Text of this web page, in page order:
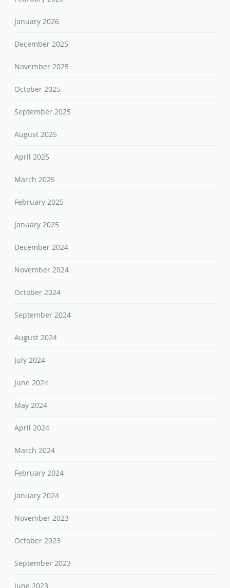
January 2026
December 2025
November 2025
October 2025
September 2025
August 2025
April 2025
March 2025
February 2025
January 2025
December 2024
November 2024
October 2024
September 2024
August 2024
July 2024
June 2024
May 2024
April 2024
March 2024
February 2024
January 2024
November 2023
October 2023
September 2023
June 2023